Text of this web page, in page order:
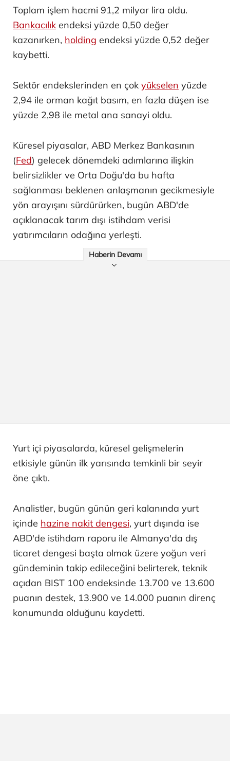
Toplam işlem hacmi 91,2 milyar lira oldu.
Bankacılık endeksi yüzde 0,50 değer
kazanırken, holding endeksi yüzde 0,52 değer
kaybetti.
Sektör endekslerinden en çok yükselen yüzde
2,94 ile orman kağıt basım, en fazla düşen ise
yüzde 2,98 ile metal ana sanayi oldu.
Küresel piyasalar, ABD Merkez Bankasının
(Fed) gelecek dönemdeki adımlarına ilişkin
belirsizlikler ve Orta Doğu'da bu hafta
sağlanması beklenen anlaşmanın gecikmesiyle
yön arayışını sürdürürken, bugün ABD'de
açıklanacak tarım dışı istihdam verisi
yatırımcıların odağına yerleşti.
Haberin Devamı
Yurt içi piyasalarda, küresel gelişmelerin
etkisiyle günün ilk yarısında temkinli bir seyir
öne çıktı.
Analistler, bugün günün geri kalanında yurt
içinde hazine nakit dengesi, yurt dışında ise
ABD'de istihdam raporu ile Almanya'da dış
ticaret dengesi başta olmak üzere yoğun veri
gündeminin takip edileceğini belirterek, teknik
açıdan BIST 100 endeksinde 13.700 ve 13.600
puanın destek, 13.900 ve 14.000 puanın direnç
konumunda olduğunu kaydetti.